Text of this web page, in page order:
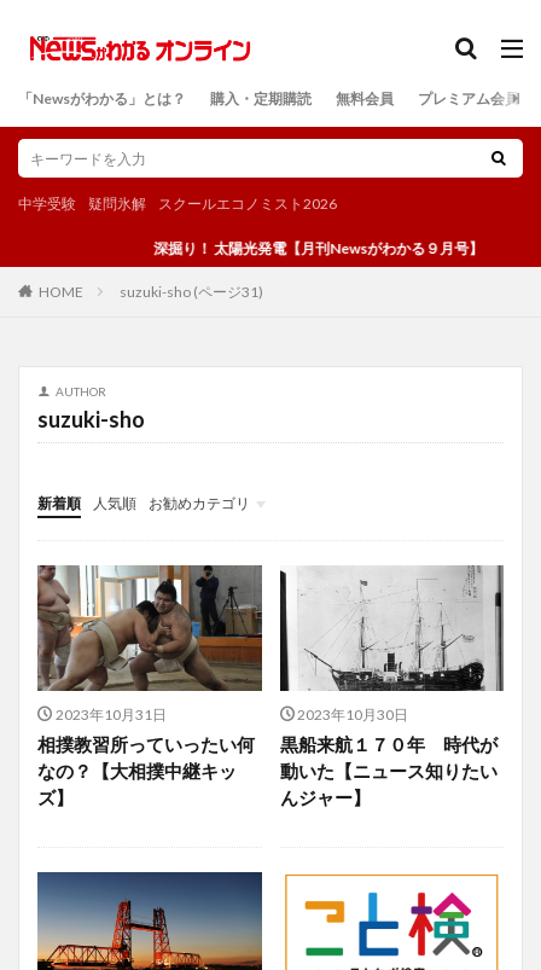
「Newsがわかる」とは？ 購入・定期購読 無料会員 プレミアム会員
中学受験 疑問氷解 スクールエコノミスト2026
深掘り！ 太陽光発電【月刊Newsがわかる９月号】
HOME suzuki-sho (ページ31)
AUTHOR
suzuki-sho
新着順 人気順
お勧めカテゴリ
投稿
学び
マンガ
電子書籍
2023年10月31日
相撲教習所っていったい何
なの？【大相撲中継キッ
ズ】
2023年10月30日
黒船来航１７０年 時代が
動いた【ニュース知りたい
んジャー】
検索